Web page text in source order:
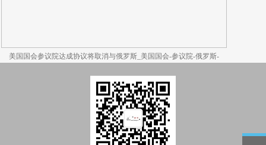
美国国会参议院达成协议将取消与俄罗斯_美国国会-参议院-俄罗斯-